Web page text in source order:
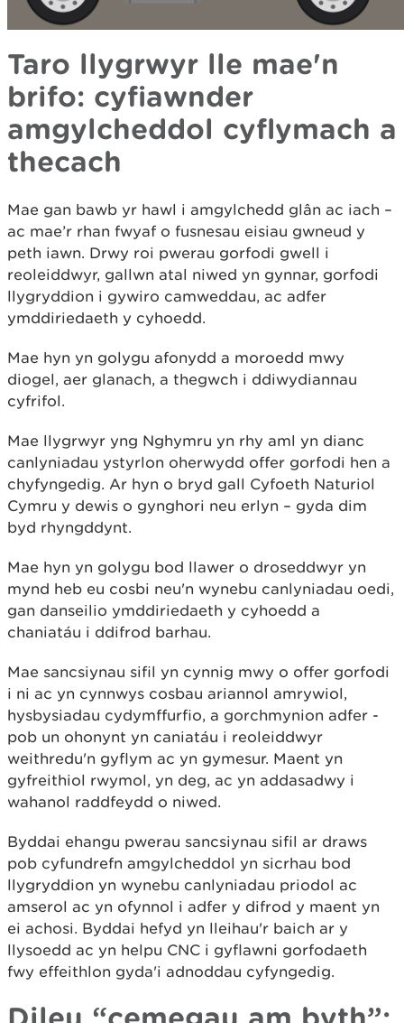
Taro llygrwyr lle mae'n
brifo: cyfiawnder
amgylcheddol cyflymach a
thecach
Mae gan bawb yr hawl i amgylchedd glân ac iach –
ac mae’r rhan fwyaf o fusnesau eisiau gwneud y
peth iawn. Drwy roi pwerau gorfodi gwell i
reoleiddwyr, gallwn atal niwed yn gynnar, gorfodi
llygryddion i gywiro camweddau, ac adfer
ymddiriedaeth y cyhoedd.
Mae hyn yn golygu afonydd a moroedd mwy
diogel, aer glanach, a thegwch i ddiwydiannau
cyfrifol.
Mae llygrwyr yng Nghymru yn rhy aml yn dianc
canlyniadau ystyrlon oherwydd offer gorfodi hen a
chyfyngedig. Ar hyn o bryd gall Cyfoeth Naturiol
Cymru y dewis o gynghori neu erlyn – gyda dim
byd rhyngddynt.
Mae hyn yn golygu bod llawer o droseddwyr yn
mynd heb eu cosbi neu'n wynebu canlyniadau oedi,
gan danseilio ymddiriedaeth y cyhoedd a
chaniatáu i ddifrod barhau.
Mae sancsiynau sifil yn cynnig mwy o offer gorfodi
i ni ac yn cynnwys cosbau ariannol amrywiol,
hysbysiadau cydymffurfio, a gorchmynion adfer -
pob un ohonynt yn caniatáu i reoleiddwyr
weithredu'n gyflym ac yn gymesur. Maent yn
gyfreithiol rwymol, yn deg, ac yn addasadwy i
wahanol raddfeydd o niwed.
Byddai ehangu pwerau sancsiynau sifil ar draws
pob cyfundrefn amgylcheddol yn sicrhau bod
llygryddion yn wynebu canlyniadau priodol ac
amserol ac yn ofynnol i adfer y difrod y maent yn
ei achosi. Byddai hefyd yn lleihau'r baich ar y
llysoedd ac yn helpu CNC i gyflawni gorfodaeth
fwy effeithlon gyda'i adnoddau cyfyngedig.